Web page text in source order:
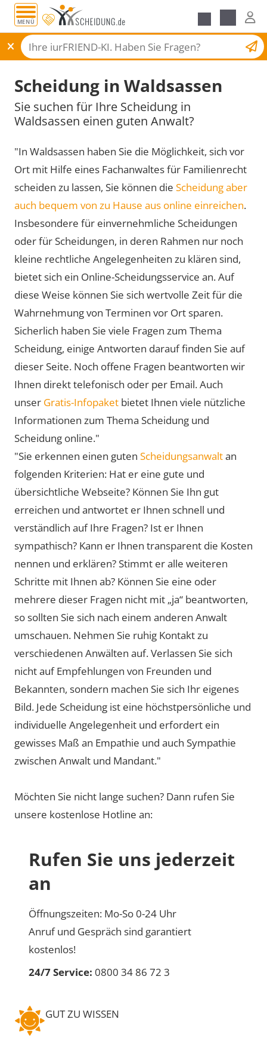
MENÜ
Scheidungsantrag
Scheidung in Waldsassen
Sie suchen für Ihre Scheidung in
Waldsassen einen guten Anwalt?
"In Waldsassen haben Sie die Möglichkeit, sich vor
Ort mit Hilfe eines Fachanwaltes für Familienrecht
scheiden zu lassen, Sie können die Scheidung aber
auch bequem von zu Hause aus online einreichen.
Insbesondere für einvernehmliche Scheidungen
oder für Scheidungen, in deren Rahmen nur noch
kleine rechtliche Angelegenheiten zu klären sind,
bietet sich ein Online-Scheidungsservice an. Auf
diese Weise können Sie sich wertvolle Zeit für die
Wahrnehmung von Terminen vor Ort sparen.
Sicherlich haben Sie viele Fragen zum Thema
Scheidung, einige Antworten darauf finden Sie auf
dieser Seite. Noch offene Fragen beantworten wir
Ihnen direkt telefonisch oder per Email. Auch
unser Gratis-Infopaket bietet Ihnen viele nützliche
Informationen zum Thema Scheidung und
Scheidung online."
"Sie erkennen einen guten Scheidungsanwaltan
folgenden Kriterien: Hat er eine gute und
übersichtliche Webseite? Können Sie Ihn gut
erreichen und antwortet er Ihnen schnell und
verständlich auf Ihre Fragen? Ist er Ihnen
sympathisch? Kann er Ihnen transparent die Kosten
nennen und erklären? Stimmt er alle weiteren
Schritte mit Ihnen ab? Können Sie eine oder
mehrere dieser Fragen nicht mit „ja“ beantworten,
so sollten Sie sich nach einem anderen Anwalt
umschauen. Nehmen Sie ruhig Kontakt zu
verschiedenen Anwälten auf. Verlassen Sie sich
nicht auf Empfehlungen von Freunden und
Bekannten, sondern machen Sie sich Ihr eigenes
Bild. Jede Scheidung ist eine höchstpersönliche und
individuelle Angelegenheit und erfordert ein
gewisses Maß an Empathie und auch Sympathie
zwischen Anwalt und Mandant."
Möchten Sie nicht lange suchen? Dann rufen Sie
unsere kostenlose Hotline an:
Rufen Sie uns jederzeit
an
Öffnungszeiten: Mo-So 0-24 Uhr
Anruf und Gespräch sind garantiert
kostenlos!
24/7 Service: 0800 34 86 72 3
GUT ZU WISSEN